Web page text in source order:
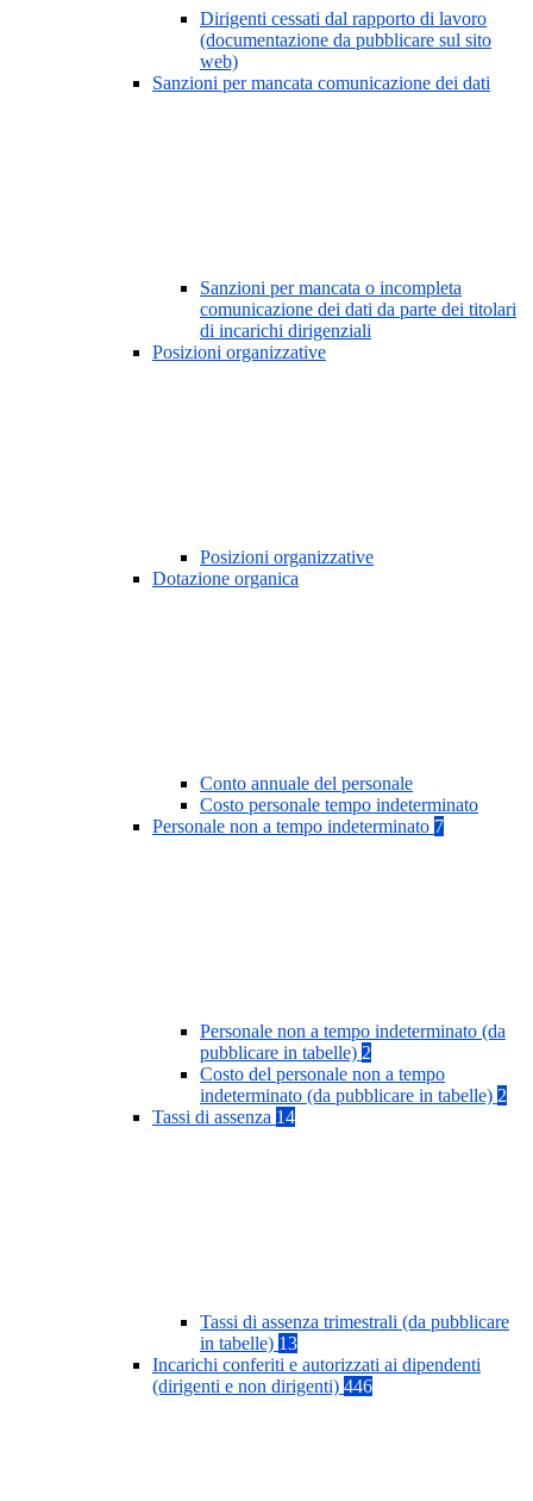
Dirigenti cessati dal rapporto di lavoro
(documentazione da pubblicare sul sito
web)
Sanzioni per mancata comunicazione dei dati
Sanzioni per mancata o incompleta
comunicazione dei dati da parte dei titolari
di incarichi dirigenziali
Posizioni organizzative
Posizioni organizzative
Dotazione organica
Conto annuale del personale
Costo personale tempo indeterminato
Personale non a tempo indeterminato 7
Personale non a tempo indeterminato (da
pubblicare in tabelle) 2
Costo del personale non a tempo
indeterminato (da pubblicare in tabelle) 2
Tassi di assenza 14
Tassi di assenza trimestrali (da pubblicare
in tabelle) 13
Incarichi conferiti e autorizzati ai dipendenti
(dirigenti e non dirigenti) 446